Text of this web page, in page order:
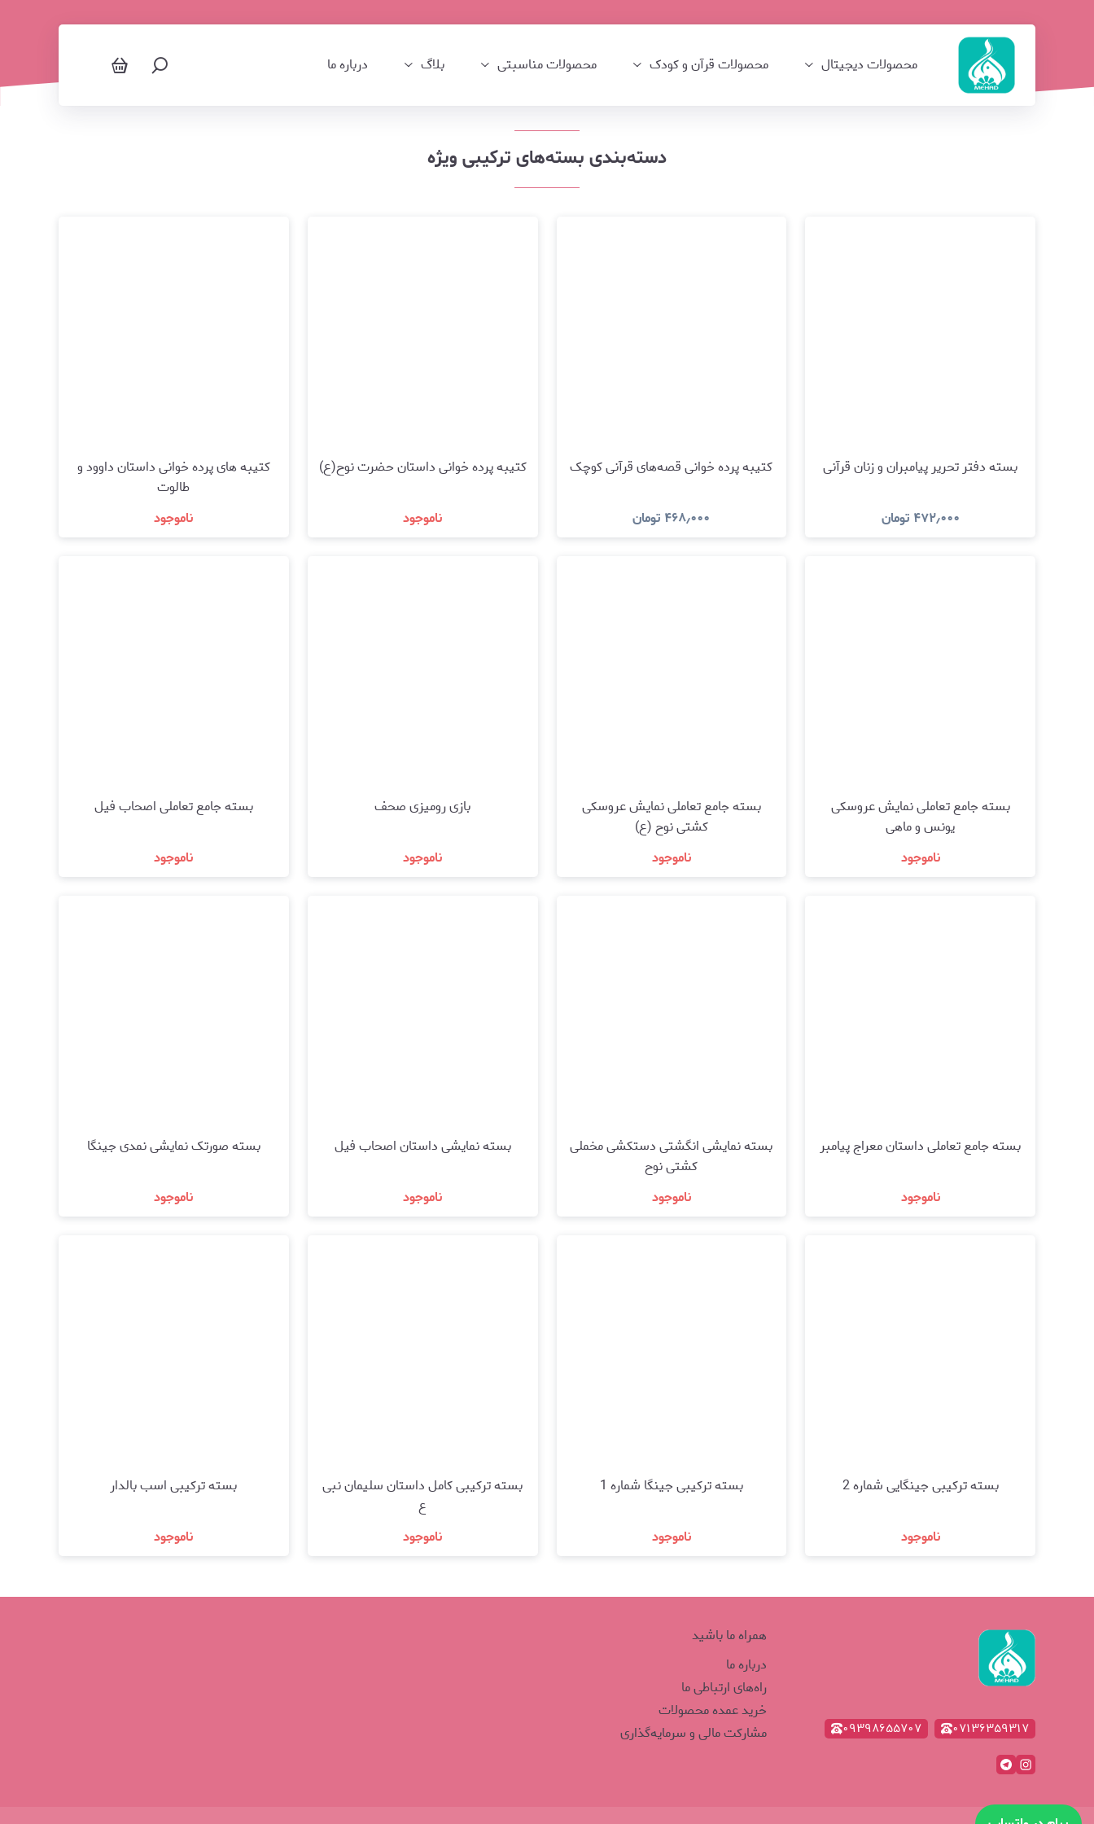
محصولات دیجیتال محصولات قرآن و کودک محصولات مناسبتی بلاگ درباره ما
دسته‌بندی بسته‌های ترکیبی ویژه
بسته دفتر تحریر پیامبران و زنان قرآنی
۴۷۲٫۰۰۰ تومان
کتیبه پرده خوانی قصه‌های قرآنی کوچک
۴۶۸٫۰۰۰ تومان
کتیبه پرده خوانی داستان حضرت نوح(ع)
ناموجود
کتیبه های پرده خوانی داستان داوود و
طالوت
ناموجود
بسته جامع تعاملی نمایش عروسکی
یونس و ماهی
ناموجود
بسته جامع تعاملی نمایش عروسکی
کشتی نوح (ع)
ناموجود
بازی رومیزی صحف
ناموجود
بسته جامع تعاملی اصحاب فیل
ناموجود
بسته جامع تعاملی داستان معراج پیامبر
ناموجود
بسته نمایشی انگشتی دستکشی مخملی
کشتی نوح
ناموجود
بسته نمایشی داستان اصحاب فیل
ناموجود
بسته صورتک نمایشی نمدی جینگا
ناموجود
بسته ترکیبی جینگایی شماره 2
ناموجود
بسته ترکیبی جینگا شماره 1
ناموجود
بسته ترکیبی کامل داستان سلیمان نبی
ع
ناموجود
بسته ترکیبی اسب بالدار
ناموجود
۰۷۱۳۶۳۵۹۳۱۷ ۰۹۳۹۸۶۵۵۷۰۷
همراه ما باشید
درباره ما
راه‌های ارتباطی ما
خرید عمده محصولات
مشارکت مالی و سرمایه‌گذاری